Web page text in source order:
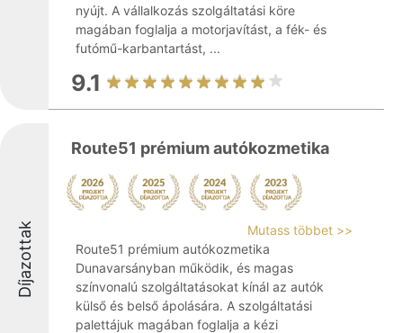
nyújt. A vállalkozás szolgáltatási köre
magában foglalja a motorjavítást, a fék- és
futómű-karbantartást, ...
9.1
Díjazottak
Route51 prémium autókozmetika
Mutass többet >>
Route51 prémium autókozmetika
Dunavarsányban működik, és magas
színvonalú szolgáltatásokat kínál az autók
külső és belső ápolására. A szolgáltatási
palettájuk magában foglalja a kézi